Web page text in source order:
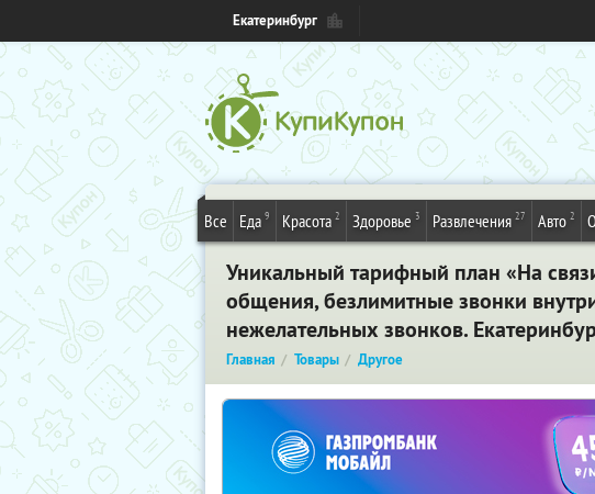
Екатеринбург
Все Еда 9 Красота 2 Здоровье 3 Развлечения 27 Авто 2
Уникальный тарифный план «На
общения, безлимитные звонки
нежелательных звонков.
Главная Товары Другое